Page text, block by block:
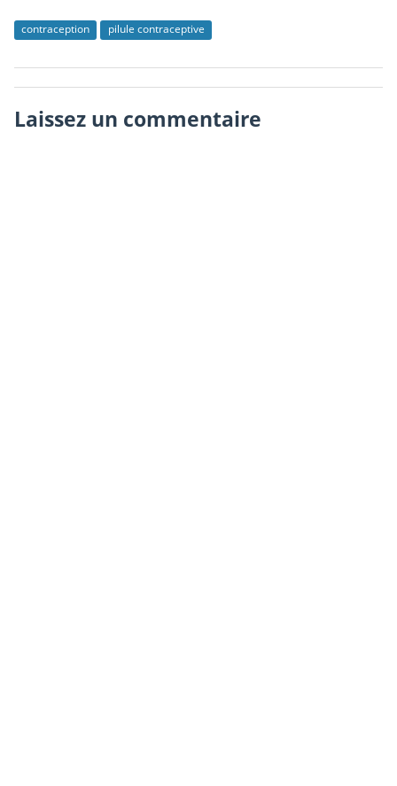
contraception pilule contraceptive
Laissez un commentaire